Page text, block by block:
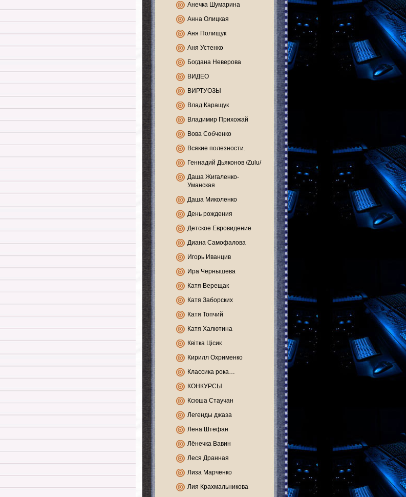
Анечка Шумарина
Анна Олицкая
Аня Полищук
Аня Устенко
Богдана Неверова
ВИДЕО
ВИРТУОЗЫ
Влад Каращук
Владимир Прихожай
Вова Собченко
Всякие полезности.
Геннадий Дьяконов /Zulu/
Даша Жигаленко-
Уманская
Даша Миколенко
День рождения
Детское Евровидение
Диана Самофалова
Игорь Иванцив
Ира Чернышева
Катя Верещак
Катя Заборских
Катя Топчий
Катя Халютина
Квітка Цісик
Кирилл Охрименко
Классика рока…
КОНКУРСЫ
Ксюша Стаучан
Легенды джаза
Лена Штефан
Лёнечка Вавин
Леся Дранная
Лиза Марченко
Лия Крахмальникова